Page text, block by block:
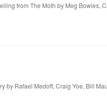
from The Moth by Meg Bowles,
by Rafael Medoff, Craig Yoe, Bill